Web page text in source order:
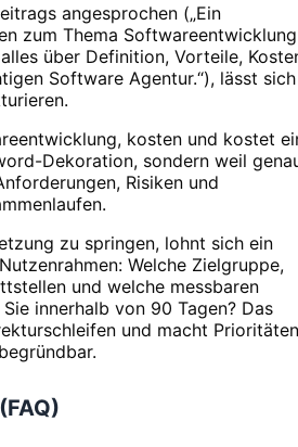
angesprochen („Ein
zum Thema Softwareentwicklung
über Definition, Vorteile,
Software Agentur.“), lässt sich
kosten und kostet
Dekoration, sondern weil
Risiken und
zu springen, lohnt sich ein
Welche Zielgruppe,
und welche messbaren
innerhalb von 90 Tagen? Das
und macht Prioritäten